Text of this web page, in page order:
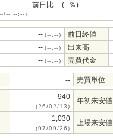
--:--)
前日比 -- (--％)
-- (--:--) 前日終値
-- (--:--) 出来高
-- (--:--) 売買代金
-- 売買単位
940
(26/02/13)
年初来安値
1,030
(97/09/26)
上場来安値